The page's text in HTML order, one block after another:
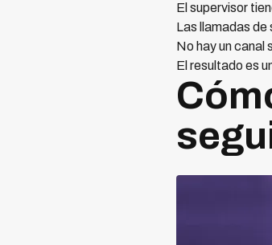
El supervisor
Las llamadas
No hay un canal
El resultado es